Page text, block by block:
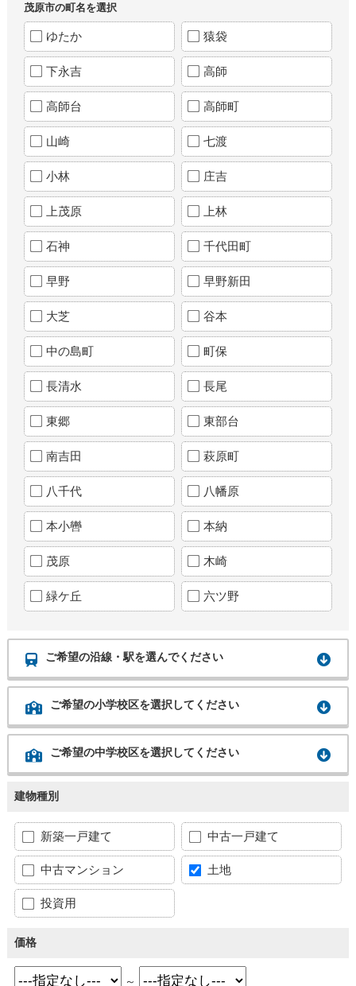
茂原市の町名を選択
ゆたか 猿袋
下永吉 高師
高師台 高師町
山崎 七渡
小林 庄吉
上茂原 上林
石神 千代田町
早野 早野新田
大芝 谷本
中の島町 町保
長清水 長尾
東郷 東部台
南吉田 萩原町
八千代 八幡原
本小轡 本納
茂原 木崎
緑ケ丘 六ツ野
ご希望の沿線・駅を選んでください
ご希望の小学校区を選択してください
ご希望の中学校区を選択してください
建物種別
新築一戸建て 中古一戸建て
中古マンション 土地
投資用
価格
～